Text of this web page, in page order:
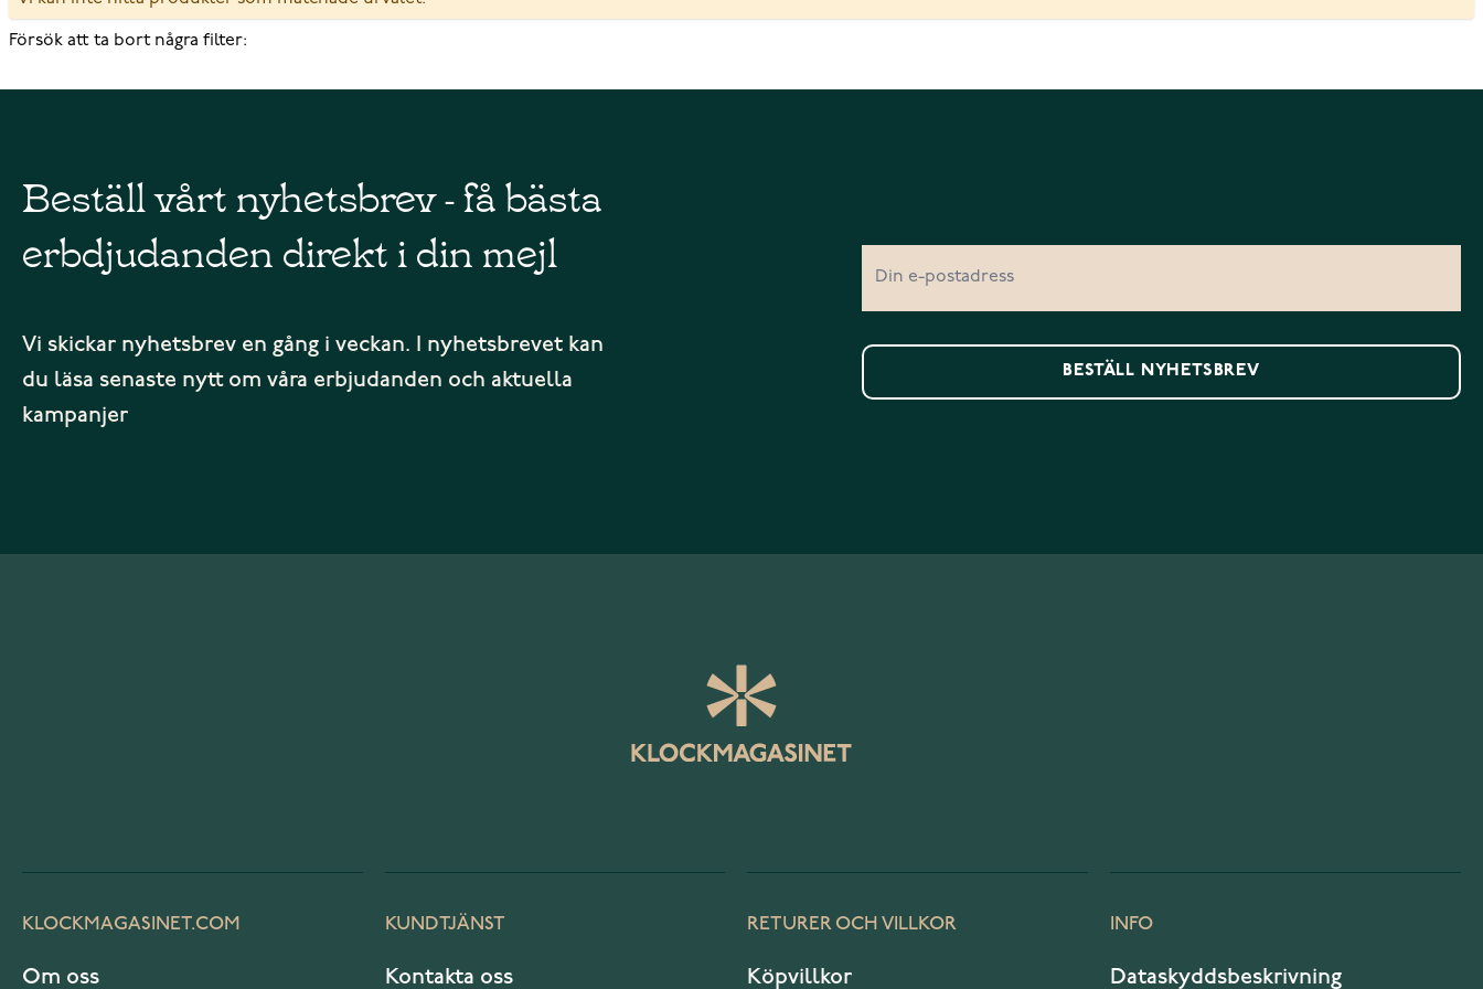
Försök att ta bort några filter:
Beställ vårt nyhetsbrev - få bästa
erbdjudanden direkt i din mejl
Vi skickar nyhetsbrev en gång i veckan. I nyhetsbrevet kan
du läsa senaste nytt om våra erbjudanden och aktuella
kampanjer
BESTÄLL NYHETSBREV
KLOCKMAGASINET.COM
Om oss
KUNDTJÄNST
Kontakta oss
RETURER OCH VILLKOR
Köpvillkor
INFO
Dataskyddsbeskrivning